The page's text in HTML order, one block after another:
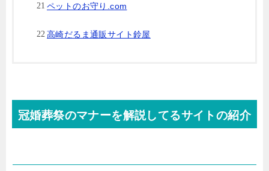
ペットのお守り.com
高崎だるま通販サイト鈴屋
冠婚葬祭のマナーを解説してるサイトの紹介